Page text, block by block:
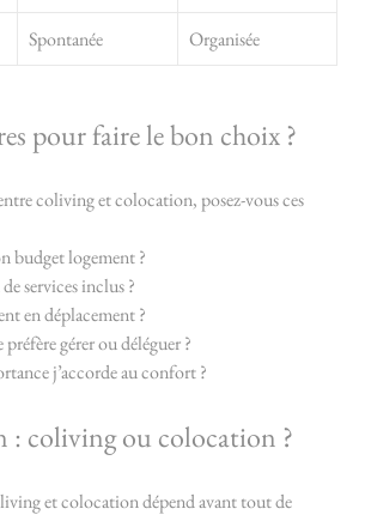
Spontanée Organisée
pour faire le bon choix ?
coliving et colocation, posez-vous ces
budget logement ?
services inclus ?
en déplacement ?
préfère gérer ou déléguer ?
j’accorde au confort ?
: coliving ou colocation ?
et colocation dépend avant tout de